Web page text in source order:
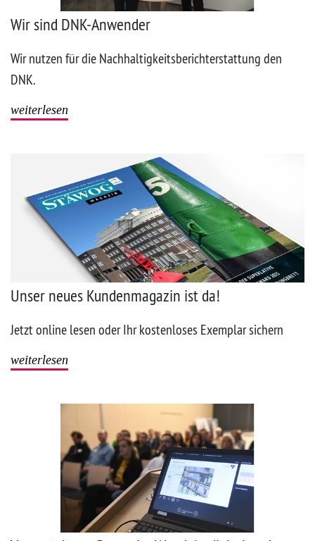
Wir sind DNK-Anwender
Wir nutzen für die Nachhaltigkeitsberichterstattung den
DNK.
weiterlesen
Unser neues Kundenmagazin ist da!
Jetzt online lesen oder Ihr kostenloses Exemplar sichern
weiterlesen